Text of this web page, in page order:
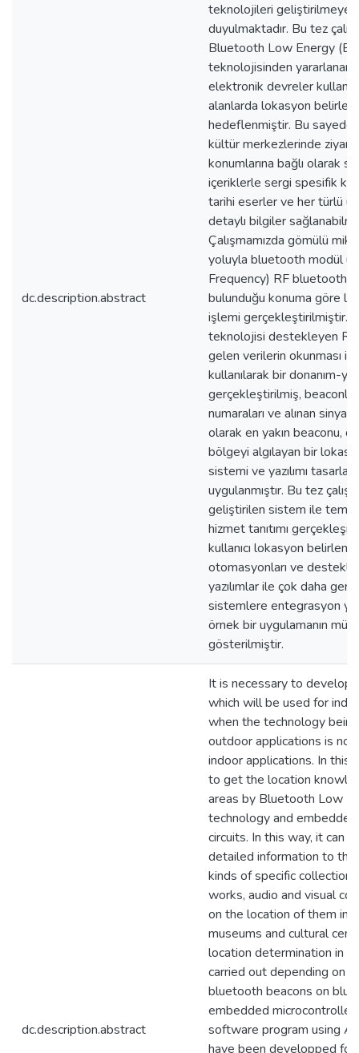
dc.description.abstract
teknolojileri geliştirilmeye
duyulmaktadır. Bu tez
Bluetooth Low Energy
teknolojisinden
elektronik devreler
alanlarda lokasyon
hedeflenmiştir. Bu sayede
kültür merkezlerinde
konumlarına bağlı olarak
içeriklerle sergi spesifik
tarihi eserler ve her türlü
detaylı bilgiler
Çalışmamızda gömülü
yoluyla bluetooth modül
Frequency) RF bluetooth
bulunduğu konuma göre
işlemi gerçekleştirilmiştir.
teknolojisi destekleyen
gelen verilerin okunması
kullanılarak bir donanım-
gerçekleştirilmiş,
numaraları ve alınan sinyal
olarak en yakın beaconu,
bölgeyi algılayan bir
sistemi ve yazılımı
uygulanmıştır. Bu tez
geliştirilen sistem ile
hizmet tanıtımı
kullanıcı lokasyon
otomasyonları ve
yazılımlar ile çok daha
sistemlere entegrasyon
örnek bir uygulamanın
gösterilmiştir.
dc.description.abstract
It is necessary to develop
which will be used for
when the technology
outdoor applications is
indoor applications. In this
to get the location
areas by Bluetooth Low
technology and
circuits. In this way, it can
detailed information to
kinds of specific collection
works, audio and visual
on the location of them in
museums and cultural
location determination in a
carried out depending on
bluetooth beacons on
embedded
software program using
have been developped